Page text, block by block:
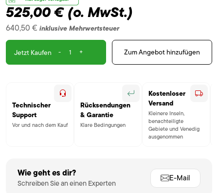
525,00 €(o. MwSt.)
640,50 € inklusive Mehrwertsteuer
Jetzt Kaufen - + Zum Angebot hinzufügen
Technischer
Support
Vor und nach dem Kauf
Rücksendungen
& Garantie
Klare Bedingungen
Kostenloser
Versand
Kleinere Inseln,
benachteiligte
Gebiete und Venedig
ausgenommen
Wie geht es dir?
Schreiben Sie an einen Experten
E-Mail